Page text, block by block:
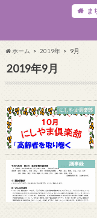
ま
ホーム 2019年 9月
2019年9月
にしやま倶楽部
議事録